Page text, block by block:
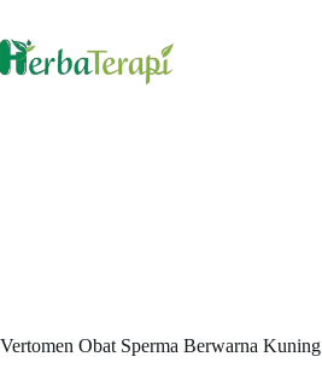
content
Vertomen Obat Sperma Berwarna Kuning